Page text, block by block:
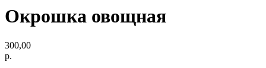
Окрошка овощная
300,00
р.